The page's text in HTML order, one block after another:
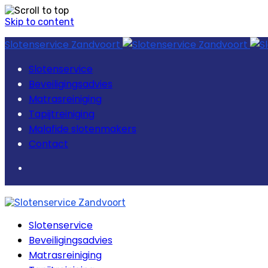
Skip to content
Slotenservice Zandvoort
Slotenservice
Beveiligingsadvies
Matrasreiniging
Tapijtreiniging
Malafide slotenmakers
Contact
Slotenservice
Beveiligingsadvies
Matrasreiniging